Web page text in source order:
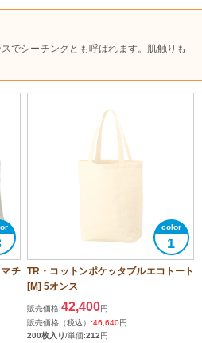
でシーチングとも呼ばれます。肌触りも
チ
1
TR・コットンポケッタブルエコトート
[M] 5オンス
販売価格:42,400円
販売価格（税込）:46,640円
200枚入り/単価:212円